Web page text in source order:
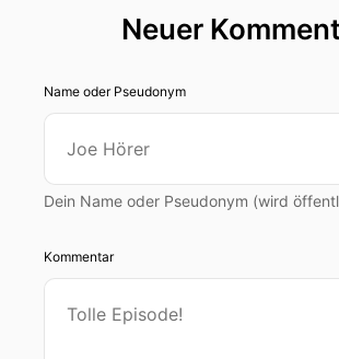
Neuer
Name oder Pseudonym
Dein Name oder Pseudonym (wird
Kommentar